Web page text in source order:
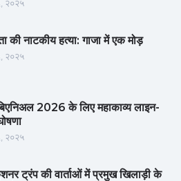
२०२५
की नाटकीय हत्या: गाजा में एक मोड़
२०२५
2026 के लिए महाकाव्य लाइन-
२०२५
ट्रंप की वार्ताओं में प्रमुख खिलाड़ी के